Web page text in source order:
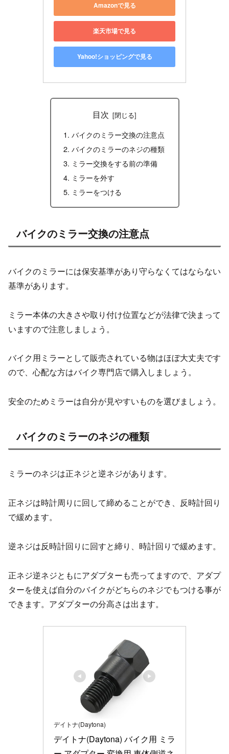
Amazonで見る
楽天市場で見る
Yahoo!ショッピングで見る
目次
バイクのミラー交換の注意点
バイクのミラーのネジの種類
ミラー交換をする前の準備
ミラーを外す
ミラーをつける
バイクのミラー交換の注意点
バイクのミラーには保安基準があり守らなくてはならない
基準があります。
ミラー本体の大きさや取り付け位置などが法律で決まって
いますので注意しましょう。
バイク用ミラーとして販売されている物はほぼ大丈夫です
ので、心配な方はバイク専門店で購入しましょう。
安全のためミラーは自分が見やすいものを選びましょう。
バイクのミラーのネジの種類
ミラーのネジは正ネジと逆ネジがあります。
正ネジは時計周りに回して締めることができ、反時計回り
で緩めます。
逆ネジは反時計回りに回すと締り、時計回りで緩めます。
正ネジ逆ネジともにアダプターも売ってますので、アダプ
ターを使えば自分のバイクがどちらのネジでもつける事が
できます。アダプターの分高さは出ます。
デイトナ(Daytona)
デイトナ(Daytona) バイク用 ミラ